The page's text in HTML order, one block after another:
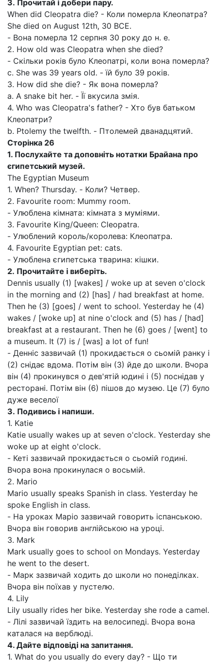
3. Прочитай і добери пару.
When did Cleopatra die? - Коли померла Клеопатра?
She died on August 12th, 30 BCE.
- Вона померла 12 серпня 30 року до н. е.
2. How old was Cleopatra when she died?
- Скільки років було Клеопатрі, коли вона померла?
с. She was 39 years old. - їй було 39 років.
3. How did she die? - Як вона померла?
a. A snake bit her. - Її вкусила змія.
4. Who was Cleopatra's father? - Хто був батьком
Клеопатри?
b. Ptolemy the twelfth. - Птолемей дванадцятий.
Сторінка 26
1. Послухайте та доповніть нотатки Брайана про
єгипетський музей.
The Egyptian Museum
1. When? Thursday. - Коли? Четвер.
2. Favourite room: Mummy room.
- Улюблена кімната: кімната з муміями.
3. Favourite King/Queen: Cleopatra.
- Улюблений король/королева: Клеопатра.
4. Favourite Egyptian pet: cats.
- Улюблена єгипетська тварина: кішки.
2. Прочитайте і виберіть.
Dennis usually (1) [wakes] / woke up at seven o'clock
in the morning and (2) [has] / had breakfast at home.
Then he (3) [goes] / went to school. Yesterday he (4)
wakes / [woke up] at nine o'clock and (5) has / [had]
breakfast at a restaurant. Then he (6) goes / [went] to
a museum. It (7) is / [was] a lot of fun!
- Денніс зазвичай (1) прокидається о сьомій ранку і
(2) снідає вдома. Потім він (3) йде до школи. Вчора
він (4) прокинувся о дев'ятій юдині і (5) поснідав у
ресторані. Потім він (6) пішов до музею. Це (7) було
дуже веселої
3. Подивись і напиши.
1. Katie
Katie usually wakes up at seven o'clock. Yesterday she
woke up at eight o'clock.
- Кеті зазвичай прокидається о сьомій годині.
Вчора вона прокинулася о восьмій.
2. Mario
Mario usually speaks Spanish in class. Yesterday he
spoke English in class.
- На уроках Mapio зазвичай говорить іспанською.
Вчора він говорив англійською на уроці.
3. Mark
Mark usually goes to school on Mondays. Yesterday
he went to the desert.
- Марк зазвичай ходить до школи но понеділках.
Вчора він поїхав у пустелю.
4. Lily
Lily usually rides her bike. Yesterday she rode a camel.
- Лілі зазвичай їздить на велосипеді. Вчора вона
каталася на верблюді.
4. Дайте відповіді на запитання.
1. What do you usually do every day? - Що ти